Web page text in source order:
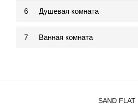
6 Душевая комната
7 Ванная комната
SAND FLAT